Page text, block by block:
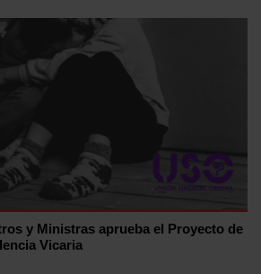
y Ministras aprueba el Proyecto de
Vicaria